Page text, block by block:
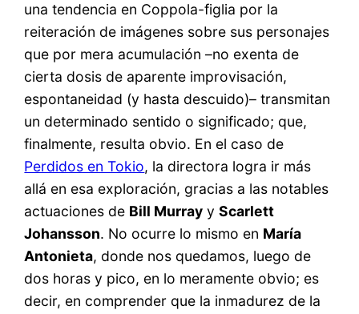
una tendencia en Coppola-figlia por la
reiteración de imágenes sobre sus personajes
que por mera acumulación –no exenta de
cierta dosis de aparente improvisación,
espontaneidad (y hasta descuido)– transmitan
un determinado sentido o significado; que,
finalmente, resulta obvio. En el caso de
Perdidos en Tokio, la directora logra ir más
allá en esa exploración, gracias a las notables
actuaciones de Bill Murray yScarlett
Johansson. No ocurre lo mismo en María
Antonieta, donde nos quedamos, luego de
dos horas y pico, en lo meramente obvio; es
decir, en comprender que la inmadurez de la